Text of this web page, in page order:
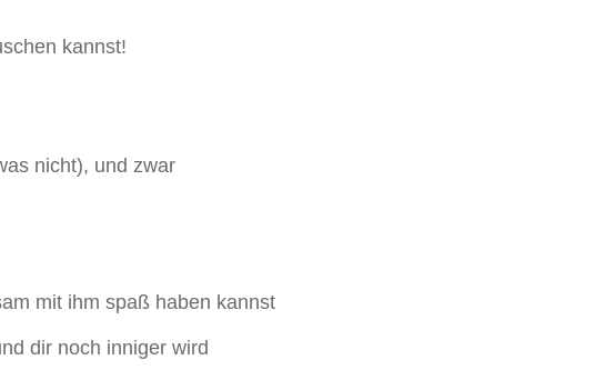
kannst!
nicht), und zwar
mit ihm spaß haben kannst
dir noch inniger wird